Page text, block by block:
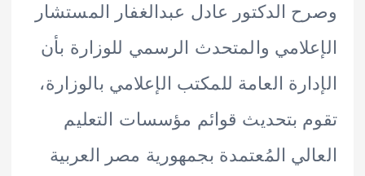
الدكتور عادل عبدالغفار المستشار
والمتحدث الرسمي للوزارة بأن
العامة للمكتب الإعلامي بالوزارة،
بتحديث قوائم مؤسسات التعليم
المُعتمدة بجمهورية مصر العربية